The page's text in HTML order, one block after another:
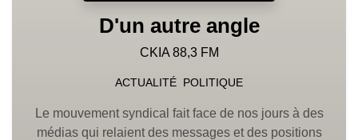
D'un autre angle
CKIA 88,3 FM
ACTUALITÉ POLITIQUE
Le mouvement syndical fait face de nos jours à des
médias qui relaient des messages et des positions